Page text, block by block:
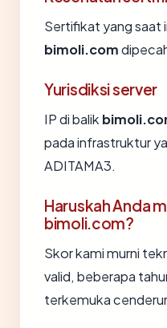
Sertifikat yang saat
bimoli.com
Yurisdiksi server
IP di balik
pada infrastruktur
ADITAMA3.
Haruskah Anda
bimoli.com?
Skor kami murni
valid, beberapa
terkemuka